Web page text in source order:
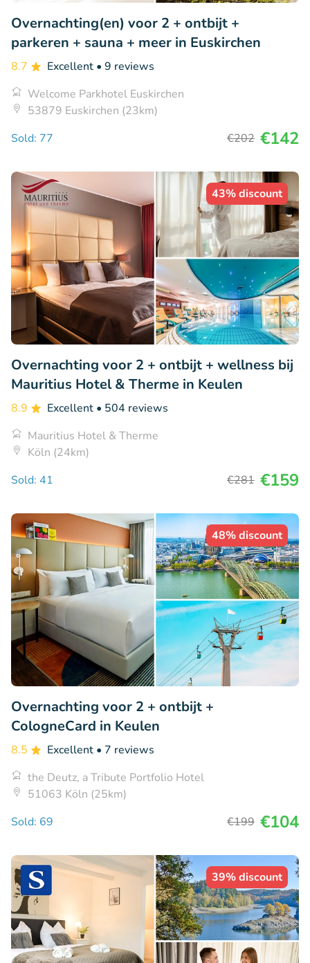
Overnachting(en) voor 2 + ontbijt +
parkeren + sauna + meer in Euskirchen
8.7 Excellent • 9 reviews
Welcome Parkhotel Euskirchen
53879 Euskirchen (23km)
Sold: 77
€202 €142
43% discount
Overnachting voor 2 + ontbijt + wellness bij
Mauritius Hotel & Therme in Keulen
8.9 Excellent • 504 reviews
Mauritius Hotel & Therme
Köln (24km)
Sold: 41
€281 €159
48% discount
Overnachting voor 2 + ontbijt +
CologneCard in Keulen
8.5 Excellent • 7 reviews
the Deutz, a Tribute Portfolio Hotel
51063 Köln (25km)
Sold: 69
€199 €104
39% discount